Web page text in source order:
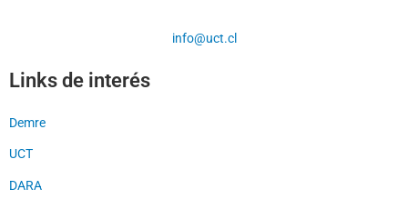
info@uct.cl
Links de interés
Demre
UCT
DARA